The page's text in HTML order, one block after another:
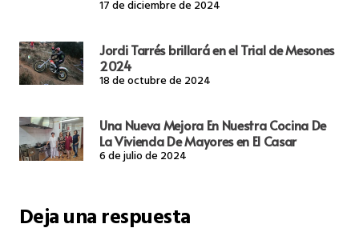
17 de diciembre de 2024
Jordi Tarrés brillará en el Trial de Mesones
2024
18 de octubre de 2024
Una Nueva Mejora En Nuestra Cocina De
La Vivienda De Mayores en El Casar
6 de julio de 2024
Deja una respuesta